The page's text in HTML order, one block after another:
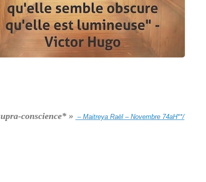
conscience* » – Maitreya Raël – Novembre 74aH**/